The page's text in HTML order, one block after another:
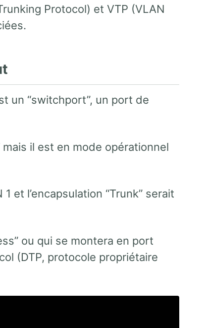
Protocol) et VTP (VLAN
un “switchport”, un port de
il est en mode opérationnel
et l’encapsulation “Trunk” serait
ou qui se montera en port
(DTP, protocole propriétaire